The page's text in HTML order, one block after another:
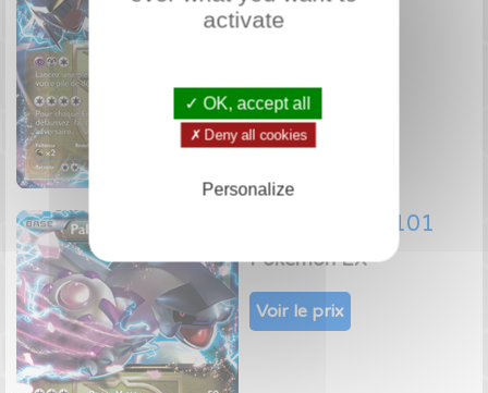
Palkia EX 66/101
Pokémon EX
Voir le prix
activate
✓ OK, accept all
✗ Deny all cookies
Personalize